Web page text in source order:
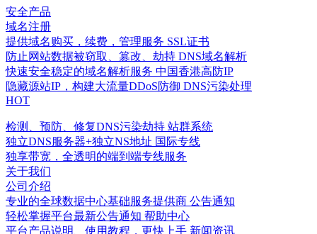
安全产品
域名注册
提供域名购买，续费，管理服务 SSL证书
防止网站数据被窃取、篡改、劫持 DNS域名解析
快速安全稳定的域名解析服务 中国香港高防IP
隐藏源站IP，构建大流量DDoS防御 DNS污染处理
HOT
检测、预防、修复DNS污染劫持 站群系统
独立DNS服务器+独立NS地址 国际专线
独享带宽，全透明的端到端专线服务
关于我们
公司介绍
专业的全球数据中心基础服务提供商 公告通知
轻松掌握平台最新公告通知 帮助中心
平台产品说明、使用教程，更快上手 新闻资讯